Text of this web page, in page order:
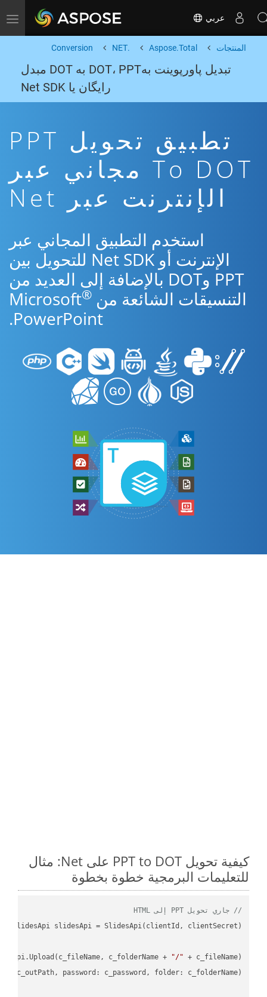
Toggle navigation عربي
المنتجات Aspose.Total
.NET
Conversion
تبدیل پاورپوینت بهDOT، PPT به DOT مبدل
رایگان یا Net SDK
تطبيق تحويل PPT
To DOT مجاني عبر
الإنترنت عبر Net
استخدم التطبيق المجاني عبر
الإنترنت أو Net SDK للتحويل بين
PPT وDOT بالإضافة إلى العديد من
التنسيقات الشائعة من Microsoft ®
PowerPoint.
كيفية تحويل PPT to DOT على Net: مثال
للتعليمات البرمجية خطوة بخطوة
// جاري تحويل PPT إلى HTML
c_folderName +
"/"
, c_outPath, password : c_password, folder